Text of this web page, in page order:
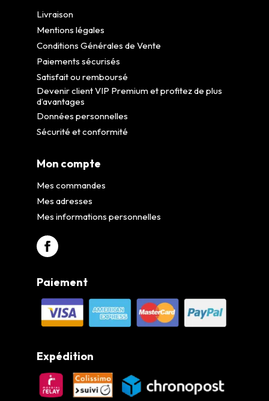
Livraison
Mentions légales
Conditions Générales de Vente
Paiements sécurisés
Satisfait ou remboursé
Devenir client VIP Premium et profitez de plus
d’avantages
Données personnelles
Sécurité et conformité
Mon compte
Mes commandes
Mes adresses
Mes informations personnelles
Paiement
Expédition